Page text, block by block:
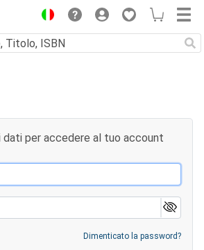
dati per accedere al tuo account
Dimenticato la password?